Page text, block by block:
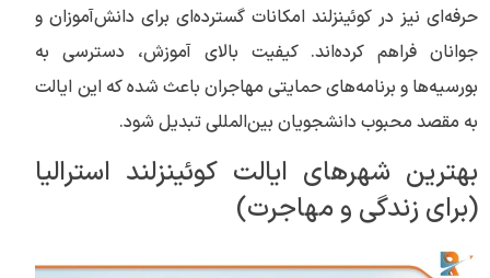
حرفه‌ای نیز در کوئینزلند امکانات گسترده‌ای برای دانش‌آموزان و
جوانان فراهم کرده‌اند. کیفیت بالای آموزش، دسترسی به
بورسیه‌ها و برنامه‌های حمایتی مهاجران باعث شده که این ایالت
به مقصد محبوب دانشجویان بین‌المللی تبدیل شود.
بهترین شهرهای ایالت کوئینزلند استرالیا
(برای زندگی و مهاجرت)